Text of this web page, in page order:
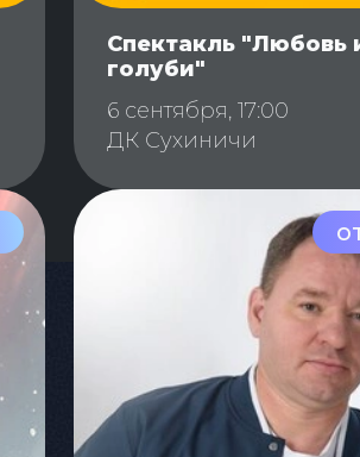
Спектакль "Любовь
голуби"
6 сентября, 17:00
ДК Сухиничи